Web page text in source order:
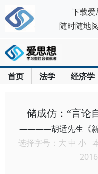
首页 法学 经济学
储成仿：“言论
————胡适先生《新
选择字号： 大 中 小
下载爱
随时随地